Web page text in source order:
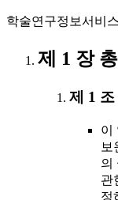
학술연구정보서비
제 1 장
제 1
이
보
의
관
정